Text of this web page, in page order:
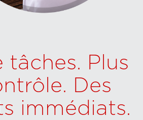
tâches. Plus
Des
immédiats.